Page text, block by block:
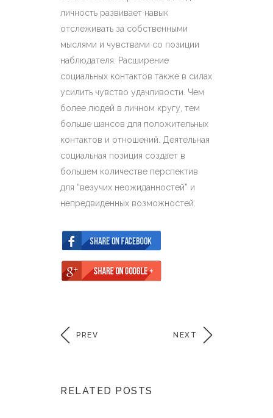
личность развивает навык
отслеживать за собственными
мыслями и чувствами со позиции
наблюдателя. Расширение
социальных контактов также в силах
усилить чувство удачливости. Чем
более людей в личном кругу, тем
больше шансов для положительных
контактов и отношений. Деятельная
социальная позиция создает в
большем количестве перспектив
для “везучих неожиданностей” и
непредвиденных возможностей.
PREV NEXT
RELATED POSTS